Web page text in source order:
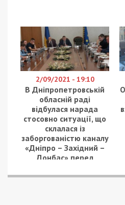
2/09/2021 - 19:10
В Дніпропетровській
обласній раді
відбулася нарада
стосовно ситуації, що
склалася із
заборгованістю каналу
«Дніпро – Західний –
Донбас» перед
електроенергії